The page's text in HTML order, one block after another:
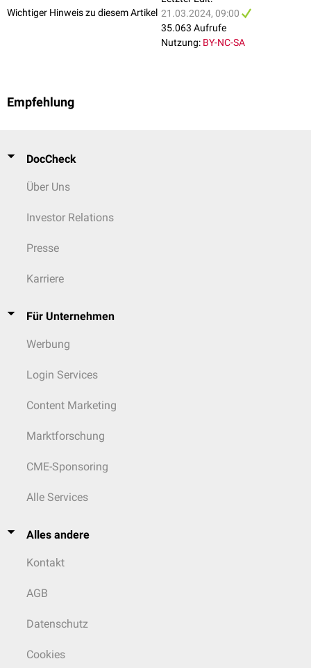
Wichtiger Hinweis zu diesem Artikel 21.03.2024, 09:00
35.063 Aufrufe
Nutzung: BY-NC-SA
Empfehlung
DocCheck
Über Uns
Investor Relations
Presse
Karriere
Für Unternehmen
Werbung
Login Services
Content Marketing
Marktforschung
CME-Sponsoring
Alle Services
Alles andere
Kontakt
AGB
Datenschutz
Cookies